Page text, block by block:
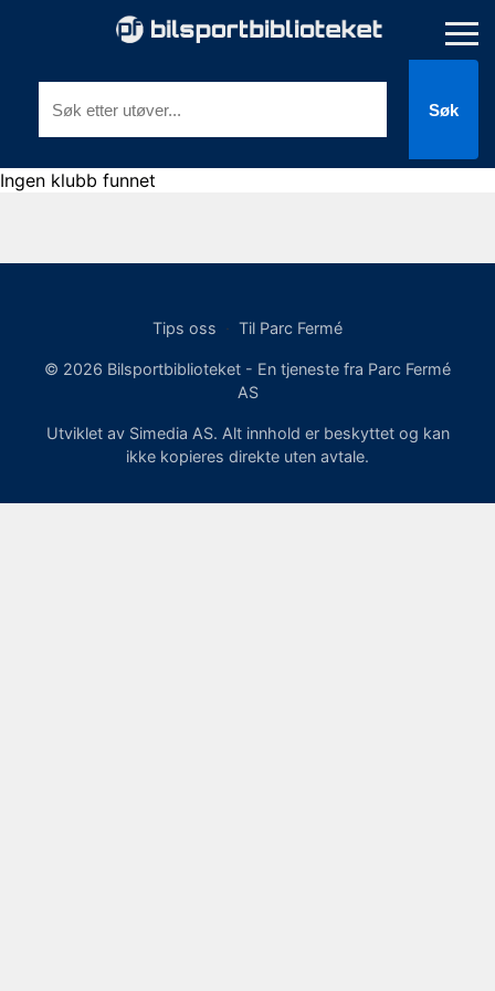
Søk
Ingen klubb funnet
Tips oss · Til Parc Fermé
© 2026 Bilsportbiblioteket - En tjeneste fra Parc Fermé
AS
Utviklet av Simedia AS. Alt innhold er beskyttet og kan
ikke kopieres direkte uten avtale.